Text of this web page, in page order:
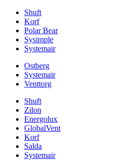
Shuft
Korf
Polar Bear
Sysimple
Systemair
Ostberg
Systemair
Venttorg
Shuft
Zilon
Energolux
GlobalVent
Korf
Salda
Systemair